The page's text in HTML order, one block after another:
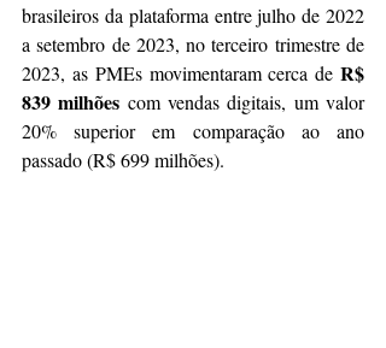
brasileiros da plataforma entre julho de 2022
a setembro de 2023, no terceiro trimestre de
2023, as PMEs movimentaram cerca de R$
839 milhões com vendas digitais, um valor
20% superior em comparação ao ano
passado (R$ 699 milhões).